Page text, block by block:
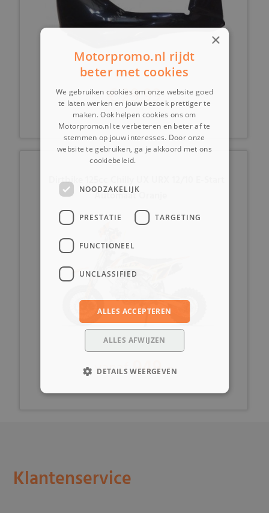
€ 29,99
Dirtbike 125cc Chilly UX URX 12/10 E-Start
Automaat Oranje
vanaf 949,-
Klantenservice
×
Motorpromo.nl rijdt
beter met cookies
We gebruiken cookies om onze website goed
te laten werken en jouw bezoek prettiger te
maken. Ook helpen cookies ons om
Motorpromo.nl te verbeteren en beter af te
stemmen op jouw interesses. Door onze
website te gebruiken, ga je akkoord met ons
cookiebeleid.
NOODZAKELIJK
PRESTATIE TARGETING
FUNCTIONEEL
UNCLASSIFIED
ALLES ACCEPTEREN
ALLES AFWIJZEN
DETAILS WEERGEVEN